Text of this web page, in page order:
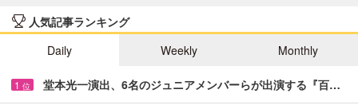
人気記事ランキング
Daily
Weekly Monthly
1 位 堂本光一演出、6名のジュニアメンバーらが出演する『百…